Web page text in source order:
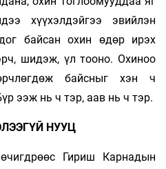
хүүхэлдэйгээ эвийлэн
байсан охин өдөр ирэх
шидэж, үл тооно. Охиноо
байсныг хэн ч
ээж нь ч тэр, аав нь ч тэр.
НУУЦ
Гириш Карнадын